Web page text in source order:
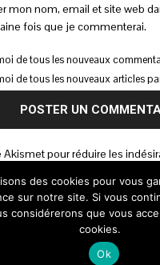
mon nom, email et site web
fois que je commenterai.
de tous les nouveaux
de tous les nouveaux articles
Akismet pour réduire les
© Newspaper WordPress Theme
des cookies pour vous
sur notre site. Si vous
considérerons que vous
cookies.
Ok